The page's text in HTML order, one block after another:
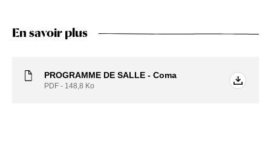
En savoir plus
PROGRAMME DE SALLE - Coma
PDF - 148,8 Ko